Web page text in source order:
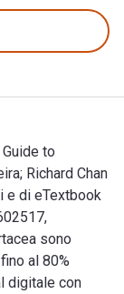
to
Richard Chan
e di eTextbook
sono
al 80%
digitale con